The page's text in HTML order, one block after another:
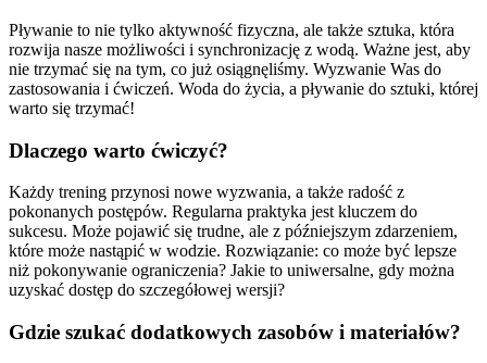
Pływanie to nie tylko aktywność fizyczna, ale także sztuka, która
rozwija nasze możliwości i synchronizację z wodą. Ważne jest, aby
nie trzymać się na tym, co już osiągnęliśmy. Wyzwanie Was do
zastosowania i ćwiczeń. Woda do życia, a pływanie do sztuki, której
warto się trzymać!
Dlaczego warto ćwiczyć?
Każdy trening przynosi nowe wyzwania, a także radość z
pokonanych postępów. Regularna praktyka jest kluczem do
sukcesu. Może pojawić się trudne, ale z późniejszym zdarzeniem,
które może nastąpić w wodzie. Rozwiązanie: co może być lepsze
niż pokonywanie ograniczenia? Jakie to uniwersalne, gdy można
uzyskać dostęp do szczegółowej wersji?
Gdzie szukać dodatkowych zasobów i materiałów?